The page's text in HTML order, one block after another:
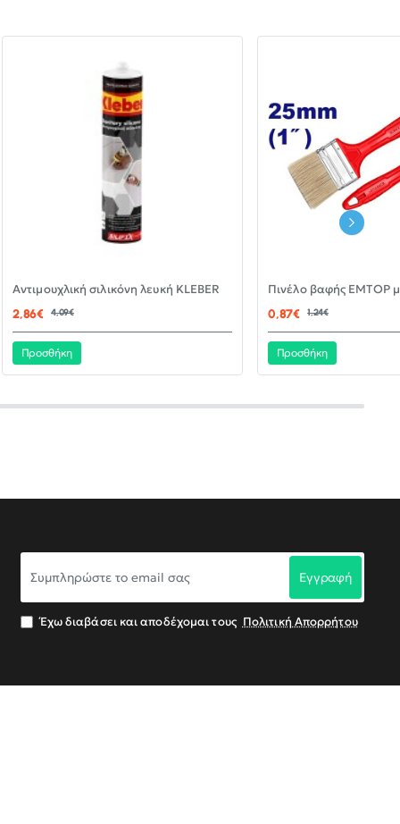
-30%
Αντιμουχλική σιλικόνη λευκή KLEBER
2,86€
4,09€
Προσθήκη
0,87€ 1,24€
Προσθήκη
το
σας
Εγγραφή
Έχω διαβάσει και αποδέχομαι τους Πολιτική Απορρήτου